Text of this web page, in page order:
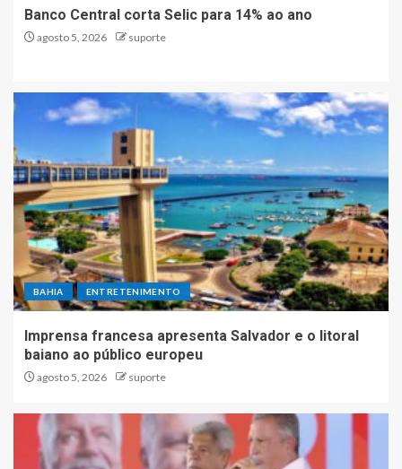
Banco Central corta Selic para 14% ao ano
agosto 5, 2026 suporte
BAHIA ENTRETENIMENTO
Imprensa francesa apresenta Salvador e o litoral
baiano ao público europeu
agosto 5, 2026 suporte